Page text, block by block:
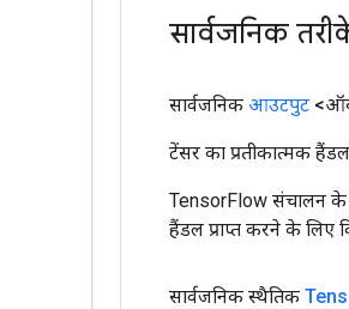
सार्वजनिक
सार्वजनिक आउटपुट
टेंसर का प्रतीकात्मक हैंडल
TensorFlow संचालन के
हैंडल प्राप्त करने के लिए
सार्वजनिक स्थैतिक